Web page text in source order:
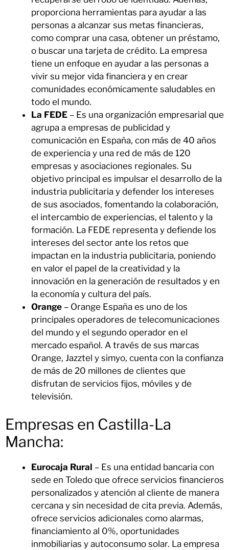
proporciona herramientas para ayudar a las
personas a alcanzar sus metas financieras,
como comprar una casa, obtener un préstamo,
o buscar una tarjeta de crédito. La empresa
tiene un enfoque en ayudar a las personas a
vivir su mejor vida financiera y en crear
comunidades económicamente saludables en
todo el mundo.
La FEDE – Es una organización empresarial que
agrupa a empresas de publicidad y
comunicación en España, con más de 40 años
de experiencia y una red de más de 120
empresas y asociaciones regionales. Su
objetivo principal es impulsar el desarrollo de la
industria publicitaria y defender los intereses
de sus asociados, fomentando la colaboración,
el intercambio de experiencias, el talento y la
formación. La FEDE representa y defiende los
intereses del sector ante los retos que
impactan en la industria publicitaria, poniendo
en valor el papel de la creatividad y la
innovación en la generación de resultados y en
la economía y cultura del país.
Orange – Orange España es uno de los
principales operadores de telecomunicaciones
del mundo y el segundo operador en el
mercado español. A través de sus marcas
Orange, Jazztel y simyo, cuenta con la confianza
de más de 20 millones de clientes que
disfrutan de servicios fijos, móviles y de
televisión.
Empresas en Castilla-La
Mancha:
Eurocaja Rural – Es una entidad bancaria con
sede en Toledo que ofrece servicios financieros
personalizados y atención al cliente de manera
cercana y sin necesidad de cita previa. Además,
ofrece servicios adicionales como alarmas,
financiamiento al 0%, oportunidades
inmobiliarias y autoconsumo solar. La empresa